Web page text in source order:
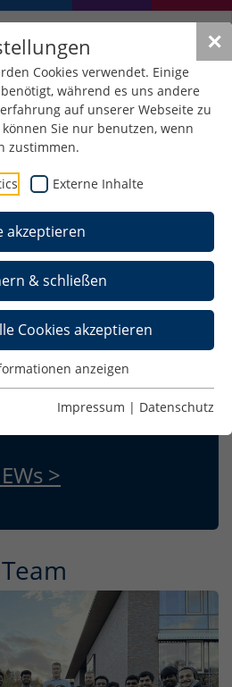
✕
Cookies verwendet. Einige
während es uns andere
auf unserer Webseite zu
Sie nur benutzen, wenn
zustimmen.
Externe Inhalte
akzeptieren
& schließen
Cookies akzeptieren
anzeigen
Impressum | Datenschutz
>
>